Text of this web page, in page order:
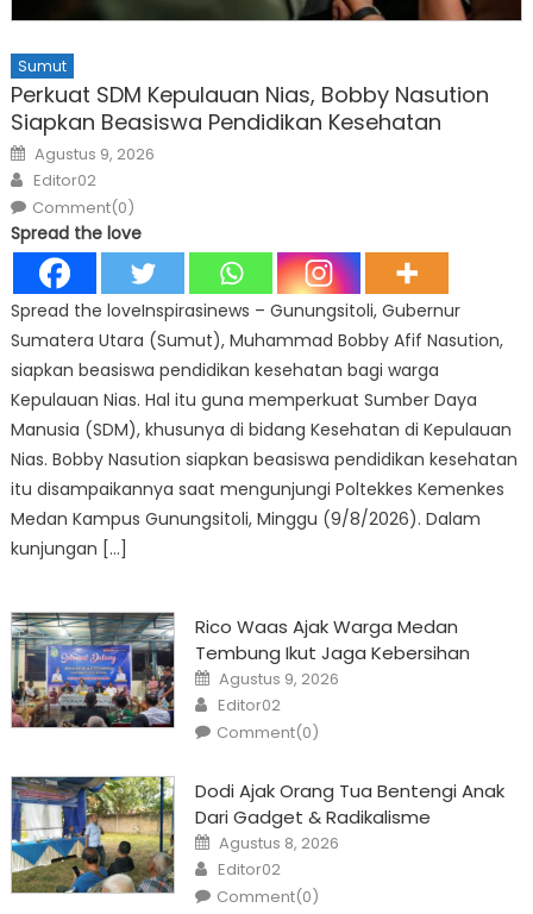
Sumut
Perkuat SDM Kepulauan Nias, Bobby Nasution
Siapkan Beasiswa Pendidikan Kesehatan
Posted
on
Agustus 9, 2026
Author
Editor02
Comment(0)
Spread the love
Spread the loveInspirasinews – Gunungsitoli, Gubernur
Sumatera Utara (Sumut), Muhammad Bobby Afif Nasution,
siapkan beasiswa pendidikan kesehatan bagi warga
Kepulauan Nias. Hal itu guna memperkuat Sumber Daya
Manusia (SDM), khusunya di bidang Kesehatan di Kepulauan
Nias. Bobby Nasution siapkan beasiswa pendidikan kesehatan
itu disampaikannya saat mengunjungi Poltekkes Kemenkes
Medan Kampus Gunungsitoli, Minggu (9/8/2026). Dalam
kunjungan […]
Rico Waas Ajak Warga Medan
Tembung Ikut Jaga Kebersihan
Posted
on
Agustus 9, 2026
Author
Editor02
Comment(0)
Dodi Ajak Orang Tua Bentengi Anak
Dari Gadget & Radikalisme
Posted
on
Agustus 8, 2026
Author
Editor02
Comment(0)